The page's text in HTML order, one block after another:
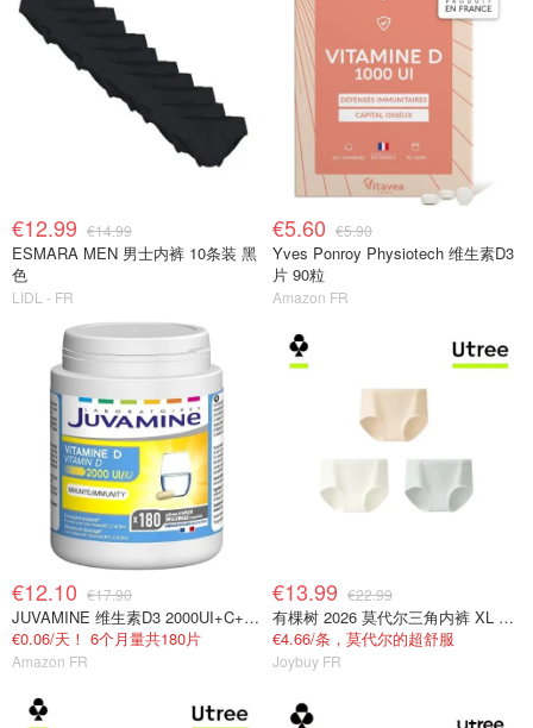
€12.99 €14.99
ESMARA MEN 男士内裤 10条装 黑
色
LIDL - FR
€5.60 €5.90
Yves Ponroy Physiotech 维生素D3
片 90粒
Amazon FR
€12.10 €17.90
JUVAMINE 维生素D3 2000UI+C+B+锌 免疫抗疲劳
€0.06/天！ 6个月量共180片
Amazon FR
€13.99 €22.99
有棵树 2026 莫代尔三角内裤 XL 女士抗菌
€4.66/条，莫代尔的超舒服
Joybuy FR